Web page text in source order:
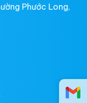
Phước Long,